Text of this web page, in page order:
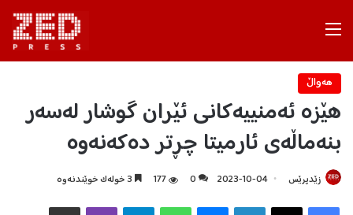
هه‌واڵ
هێزە ئەمنییەکانی ئێران گوشار لەسەر
بنەماڵەی ئارمیتا چڕتر دەکەنەوە
زێدپرێس 2023-10-04
0
177
X
Telegram